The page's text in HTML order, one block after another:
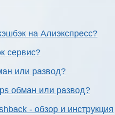
на Алиэкспресс?
сервис?
или развод?
обман или развод?
- обзор и инструкция